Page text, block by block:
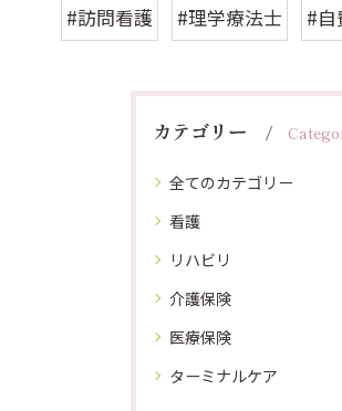
#訪問看護 #理学療法士 #自
カテゴリー
全てのカテゴリー
看護
リハビリ
介護保険
医療保険
ターミナルケア